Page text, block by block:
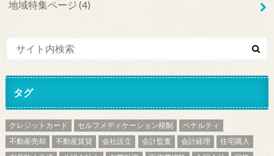
地域特集ページ (4)
タグ
クレジットカード セルフメディケーション税制
ペナルティ
不動産売却
不動産賃貸 会社設立 会計監査 会計経理
住宅購入